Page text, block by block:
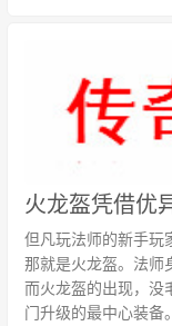
但凡玩法师的新手玩
那就是火龙盔。法师
而火龙盔的出现，没
门升级的最中心装备